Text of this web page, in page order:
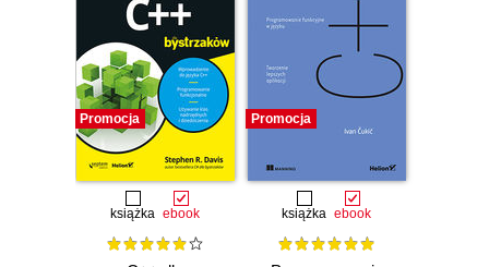
Promocja
książka ebook
Promocja
książka ebook